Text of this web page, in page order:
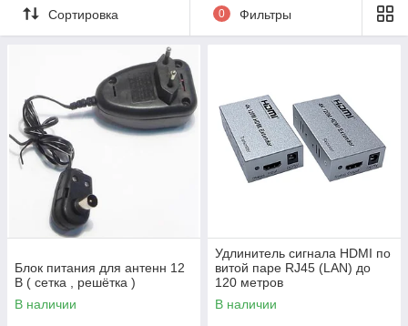
Сортировка 0 Фильтры
Блок питания для антенн 12
В ( сетка , решётка )
В наличии
Удлинитель сигнала HDMI по
витой паре RJ45 (LAN) до
120 метров
В наличии